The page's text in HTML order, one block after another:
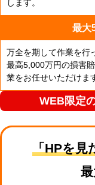
します。
最大
万全を期して作業を行
最高5,000万円の損害
業をお任せいただけま
WEB限定
「HPを見